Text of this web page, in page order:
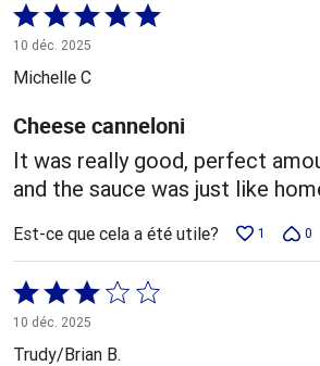
Coté
5 sur
5
10 déc. 2025
Michelle C
Cheese canneloni
It was really good, perfect
and the sauce was just like
Est-ce que cela a été utile? 1 0
Coté
3 sur
5
10 déc. 2025
Trudy/Brian B.